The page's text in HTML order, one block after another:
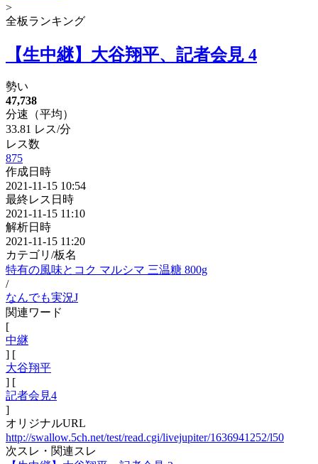
>
全板ランキング
【生中継】大谷翔平、記者会見 4
勢い
47,738
分速（平均）
33.81 レス/分
レス数
875
作成日時
2021-11-15 10:54
最終レス日時
2021-11-15 11:10
解析日時
2021-11-15 11:20
カテゴリ/板名
特有の風味とコク マルシマ 三温糖 800g
/
なんでも実況J
関連ワード
[
中継
] [
大谷翔平
] [
記者会見4
]
オリジナルURL
http://swallow.5ch.net/test/read.cgi/livejupiter/1636941252/l50
次スレ・関連スレ